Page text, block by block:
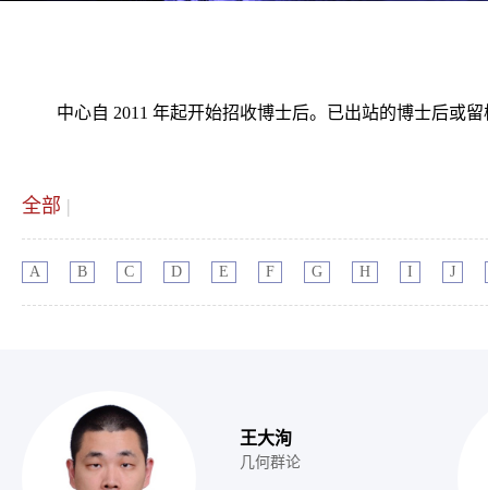
中心自 2011 年起开始招收博士后。已出站的博士后或
全部 |
A B C D E F G H I J
王大洵
几何群论